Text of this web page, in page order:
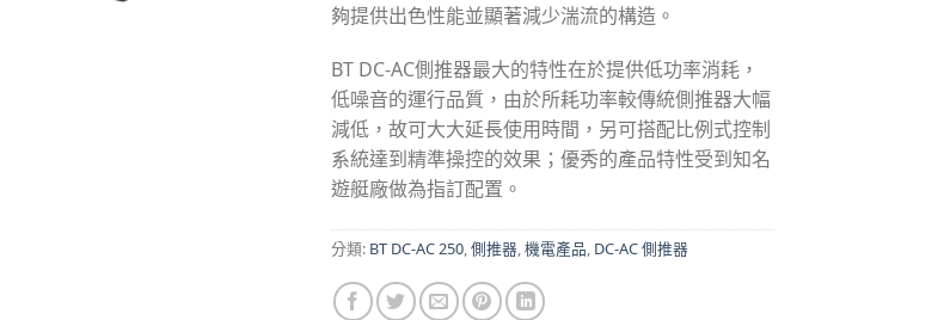
夠提供出色性能並顯著減少湍流的構造。
BT DC-AC側推器最大的特性在於提供低功率消耗，
低噪音的運行品質，由於所耗功率較傳統側推器大幅
減低，故可大大延長使用時間，另可搭配比例式控制
系統達到精準操控的效果；優秀的產品特性受到知名
遊艇廠做為指訂配置。
分類: BT DC-AC 250,側推器,機電產品, DC-AC 側推器